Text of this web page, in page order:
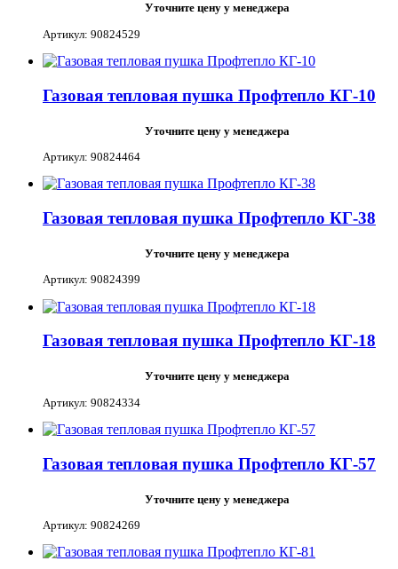
Уточните цену у менеджера
Артикул: 90824529
Газовая тепловая пушка Профтепло КГ-10
Уточните цену у менеджера
Артикул: 90824464
Газовая тепловая пушка Профтепло КГ-38
Уточните цену у менеджера
Артикул: 90824399
Газовая тепловая пушка Профтепло КГ-18
Уточните цену у менеджера
Артикул: 90824334
Газовая тепловая пушка Профтепло КГ-57
Уточните цену у менеджера
Артикул: 90824269